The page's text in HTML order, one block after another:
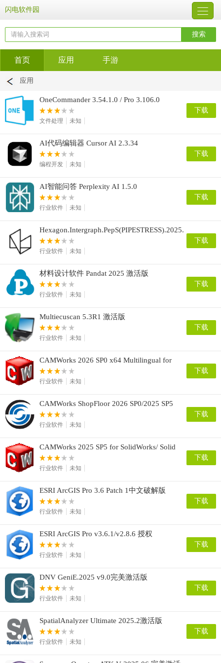
闪电软件园
首页 应用 手游
应用
OneCommander 3.54.1.0 / Pro 3.106.0
文件处理 未知
下载
AI代码编辑器 Cursor AI 2.3.34
编程开发 未知
下载
AI智能问答 Perplexity AI 1.5.0
行业软件 未知
下载
Hexagon.Intergraph.PepS(PIPESTRESS).2025.v08.00.00
行业软件 未知
下载
材料设计软件 Pandat 2025 激活版
行业软件 未知
下载
Multiecuscan 5.3R1 激活版
行业软件 未知
下载
CAMWorks 2026 SP0 x64 Multilingual for
SolidWorks/Solid Edge
行业软件 未知
下载
CAMWorks ShopFloor 2026 SP0/2025 SP5
x64
行业软件 未知
下载
CAMWorks 2025 SP5 for SolidWorks/ Solid
Edge 2024-2026
行业软件 未知
下载
ESRI ArcGIS Pro 3.6 Patch 1中文破解版
行业软件 未知
下载
ESRI ArcGIS Pro v3.6.1/v2.8.6 授权
行业软件 未知
下载
DNV GeniE.2025 v9.0完美激活版
行业软件 未知
下载
SpatialAnalyzer Ultimate 2025.2激活版
行业软件 未知
下载